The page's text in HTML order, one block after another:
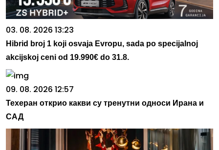
03. 08. 2026 13:23
Hibrid broj 1 koji osvaja Evropu, sada po specijalnoj
akcijskoj ceni od 19.990€ do 31.8.
09. 08. 2026 12:57
Техеран открио какви су тренутни односи Ирана и
САД